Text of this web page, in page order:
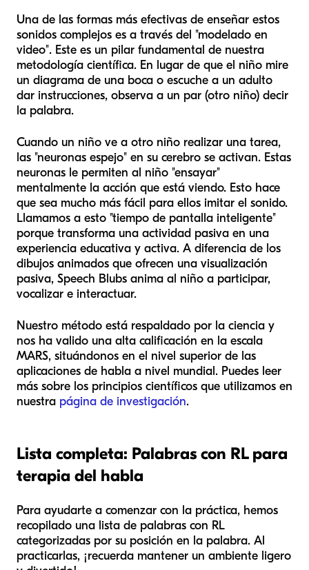
Una de las formas más efectivas de enseñar estos
sonidos complejos es a través del "modelado en
video". Este es un pilar fundamental de nuestra
metodología científica. En lugar de que el niño mire
un diagrama de una boca o escuche a un adulto
dar instrucciones, observa a un par (otro niño) decir
la palabra.
Cuando un niño ve a otro niño realizar una tarea,
las "neuronas espejo" en su cerebro se activan. Estas
neuronas le permiten al niño "ensayar"
mentalmente la acción que está viendo. Esto hace
que sea mucho más fácil para ellos imitar el sonido.
Llamamos a esto "tiempo de pantalla inteligente"
porque transforma una actividad pasiva en una
experiencia educativa y activa. A diferencia de los
dibujos animados que ofrecen una visualización
pasiva, Speech Blubs anima al niño a participar,
vocalizar e interactuar.
Nuestro método está respaldado por la ciencia y
nos ha valido una alta calificación en la escala
MARS, situándonos en el nivel superior de las
aplicaciones de habla a nivel mundial. Puedes leer
más sobre los principios científicos que utilizamos en
nuestra página de investigación.
Lista completa: Palabras con RL para
terapia del habla
Para ayudarte a comenzar con la práctica, hemos
recopilado una lista de palabras con RL
categorizadas por su posición en la palabra. Al
practicarlas, ¡recuerda mantener un ambiente ligero